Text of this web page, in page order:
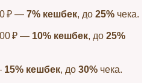
₽ — 7% кешбек, до 25% чека.
₽ — 10% кешбек, до 25%
15% кешбек, до 30% чека.